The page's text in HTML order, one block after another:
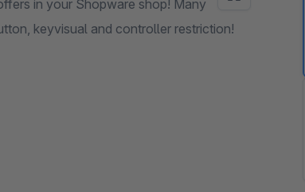
in your Shopware shop! Many
keyvisual and controller restriction!